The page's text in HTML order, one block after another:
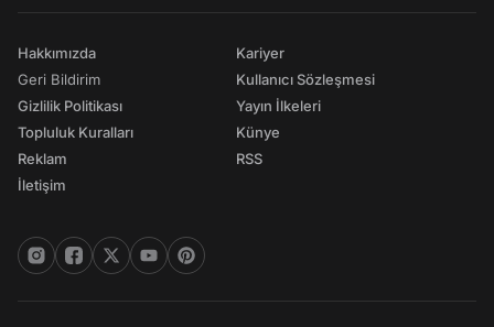
Hakkımızda
Geri Bildirim
Gizlilik Politikası
Topluluk Kuralları
Reklam
İletişim
Kariyer
Kullanıcı Sözleşmesi
Yayın İlkeleri
Künye
RSS